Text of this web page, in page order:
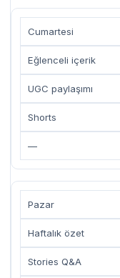
Cumartesi
Eğlenceli içerik
UGC paylaşımı
Shorts
—
Pazar
Haftalık özet
Stories Q&A